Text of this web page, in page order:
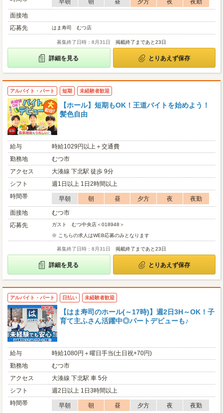
早朝 朝 昼 夕方 夜
夜勤
面接地
応募先
はま寿司 むつ店
募集終了日時：8月31日 掲載終了まであと23日
詳細を見る とりあえず保存
アルバイト・パート 短期 未経験者歓迎
【ホール】短期もOK！王道バイトを始めよう！
髪色自由
給与
時給1029円以上＋交通費
勤務地
むつ市
アクセス
大湊線 下北駅 徒歩 9分
シフト
週1日以上 1日2時間以上
時間帯
早朝 朝 昼 夕方 夜
夜勤
面接地
むつ市
応募先
ガスト むつ中央店＜018948＞
※ こちらの求人はWEB応募のみとなります
募集終了日時：8月31日 掲載終了まであと23日
詳細を見る とりあえず保存
アルバイト・パート 日払い 未経験者歓迎
【はま寿司のホール(～17時)】週2日3H～OK！子
育て主ふさん活躍中◎パートデビューも♪
給与
時給1080円＋曜日手当(土日祝+70円)
勤務地
むつ市
アクセス
大湊線 下北駅 車 5分
シフト
週2日以上 1日3時間以上
時間帯
早朝 朝 昼 夕方 夜 夜勤